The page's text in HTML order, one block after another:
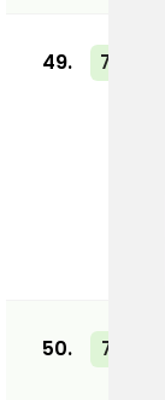
49. 704.
50. 703.